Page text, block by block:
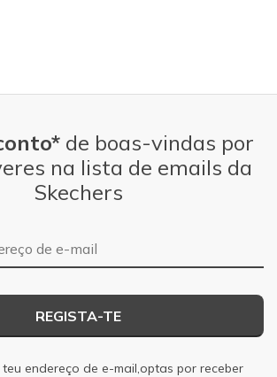
de boas-vindas por
na lista de emails da
Skechers
REGISTA-TE
endereço de e-mail,optas por receber